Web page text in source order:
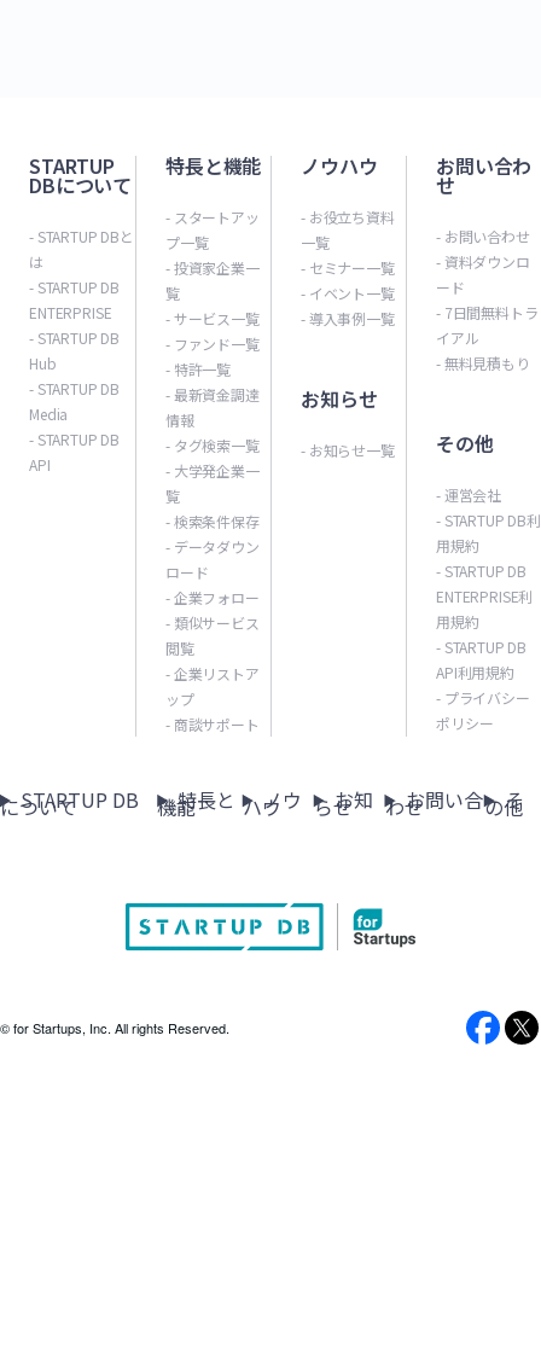
STARTUP
DBについて
- STARTUP DBと
は
- STARTUP DB
ENTERPRISE
- STARTUP DB
Hub
- STARTUP DB
Media
- STARTUP DB
API
特長と機能
- スタートアッ
プ一覧
- 投資家企業一
覧
- サービス一覧
- ファンド一覧
- 特許一覧
- 最新資金調達
情報
- タグ検索一覧
- 大学発企業一
覧
- 検索条件保存
- データダウン
ロード
- 企業フォロー
- 類似サービス
閲覧
- 企業リストア
ップ
- 商談サポート
ノウハウ
- お役立ち資料
一覧
- セミナー一覧
- イベント一覧
- 導入事例一覧
お知らせ
- お知らせ一覧
お問い合わ
せ
- お問い合わせ
- 資料ダウンロ
ード
- 7日間無料トラ
イアル
- 無料見積もり
その他
- 運営会社
- STARTUP DB利
用規約
- STARTUP DB
ENTERPRISE利
用規約
- STARTUP DB
API利用規約
- プライバシー
ポリシー
STARTUP DB
について 特長と
機能 ノウ
ハウ お知
らせ お問い合
わせ そ
の他
© for Startups, Inc. All rights Reserved.